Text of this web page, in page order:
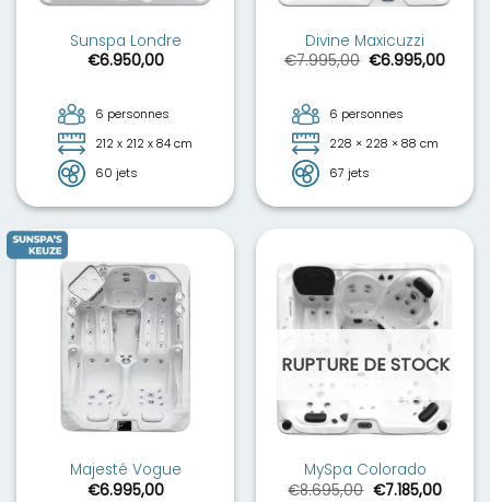
Sunspa Londre
€6.950,00
6 personnes
212 x 212 x 84 cm
60 jets
Divine Maxicuzzi
€7.995,00 Le
€7.995,00.
€6.995,00Le
6 personnes
228 × 228 × 88 cm
67 jets
Majesté Vogue
€6.995,00
RUPTURE DE STOCK
MySpa Colorado
€8.695,00 Le
€7.185,00Le